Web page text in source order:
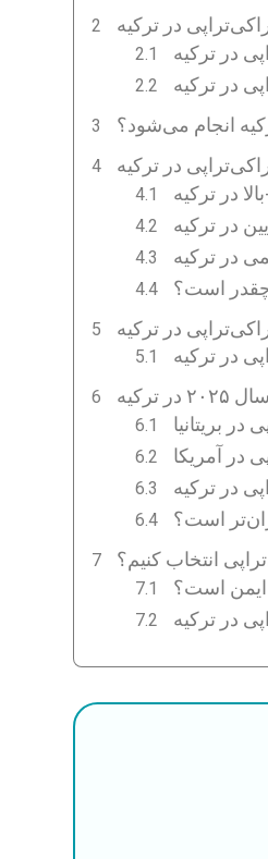
در ترکیه
در ترکیه
در ترکیه
انجام می‌شود؟
در ترکیه
در ترکیه
در ترکیه
در ترکیه
چقدر است؟
در ترکیه
در ترکیه
بریتانیا
در آمریکا
در ترکیه
است؟
انتخاب کنیم؟
ایمن است؟
در ترکیه